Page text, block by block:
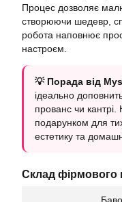
Процес дозволяє
створюючи шедевр,
робота наповнює
настроєм.
💡 Порада від
ідеально доповнить
прованс чи
подарунком для
естетику та
Склад фірмового